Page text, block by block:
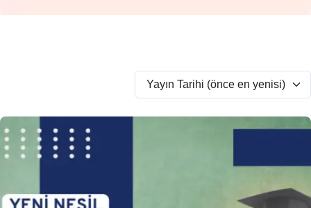
Yayın Tarihi (önce en yenisi)